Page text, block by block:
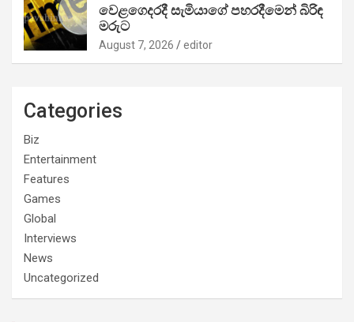
වෙළගෙදරදී සැමියාගේ පහරදීමෙන් බිරිඳ
මරුට
August 7, 2026 editor
Categories
Biz
Entertainment
Features
Games
Global
Interviews
News
Uncategorized